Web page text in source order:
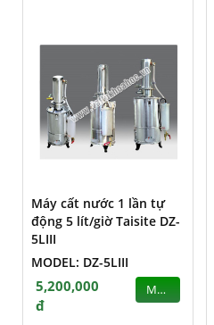
Máy cất nước 1 lần tự
động 5 lít/giờ Taisite DZ-
5LIII
MODEL: DZ-5LIII
5,200,000
đ
MUA